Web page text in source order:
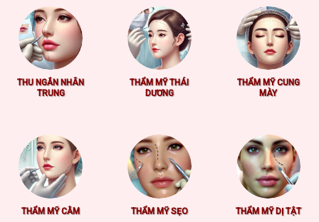
THU NGẮN NHÂN
TRUNG
THẨM MỸ THÁI
DƯƠNG
THẨM MỸ CUNG
MÀY
THẨM MỸ CẰM THẨM MỸ SẸO THẨM MỸ DỊ TẬT